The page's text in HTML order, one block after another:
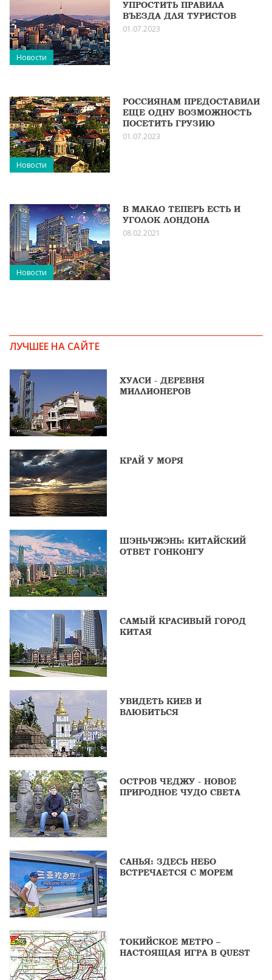
Новости
УПРОСТИТЬ ПРАВИЛА
ВЪЕЗДА ДЛЯ ТУРИСТОВ
01.07.2023
Новости
РОССИЯНАМ ПРЕДОСТАВИЛИ
ЕЩЕ ОДНУ ВОЗМОЖНОСТЬ
ПОСЕТИТЬ ГРУЗИЮ
01.07.2023
Новости
В МАКАО ТЕПЕРЬ ЕСТЬ И
УГОЛОК ЛОНДОНА
08.02.2021
ЛУЧШЕЕ НА САЙТЕ
ХУАСИ - ДЕРЕВНЯ
МИЛЛИОНЕРОВ
КРАЙ У МОРЯ
ШЭНЬЧЖЭНЬ: КИТАЙСКИЙ
ОТВЕТ ГОНКОНГУ
САМЫЙ КРАСИВЫЙ ГОРОД
КИТАЯ
УВИДЕТЬ КИЕВ И
ВЛЮБИТЬСЯ
ОСТРОВ ЧЕДЖУ - НОВОЕ
ПРИРОДНОЕ ЧУДО СВЕТА
САНЬЯ: ЗДЕСЬ НЕБО
ВСТРЕЧАЕТСЯ С МОРЕМ
ТОКИЙСКОЕ МЕТРО –
НАСТОЯЩАЯ ИГРА В QUEST